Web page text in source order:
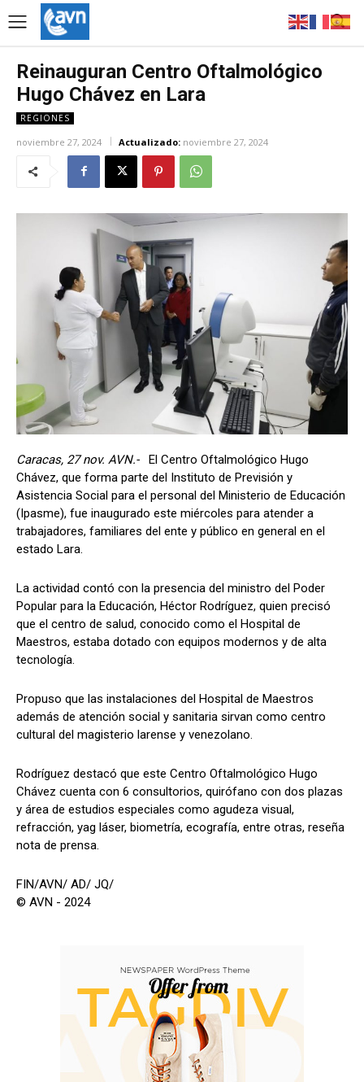
Reinauguran Centro Oftalmológico
Hugo Chávez en Lara
REGIONES
noviembre 27, 2024 Actualizado: noviembre 27, 2024
Caracas, 27 nov. AVN.-
El Centro Oftalmológico Hugo
Chávez, que forma parte del Instituto de Previsión y
Asistencia Social para el personal del Ministerio de Educación
(Ipasme), fue inaugurado este miércoles para atender a
trabajadores, familiares del ente y público en general en el
estado Lara.
La actividad contó con la presencia del ministro del Poder
Popular para la Educación, Héctor Rodríguez, quien precisó
que el centro de salud, conocido como el Hospital de
Maestros, estaba dotado con equipos modernos y de alta
tecnología.
Propuso que las instalaciones del Hospital de Maestros
además de atención social y sanitaria sirvan como centro
cultural del magisterio larense y venezolano.
Rodríguez destacó que este Centro Oftalmológico Hugo
Chávez cuenta con 6 consultorios, quirófano con dos plazas
y área de estudios especiales como agudeza visual,
refracción, yag láser, biometría, ecografía, entre otras, reseña
nota de prensa.
FIN/AVN/ AD/ JQ/
© AVN - 2024